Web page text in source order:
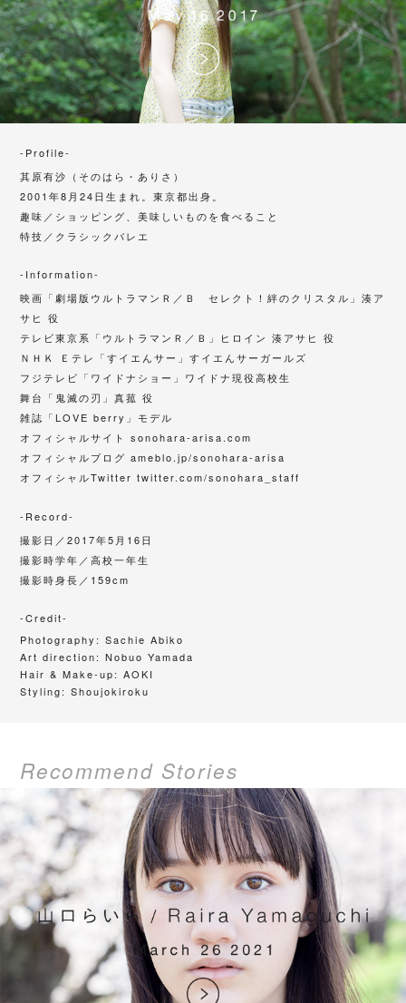
-Profile-
其原有沙（そのはら・ありさ）
2001年8月24日生まれ。東京都出身。
趣味／ショッピング、美味しいものを食べること
特技／クラシックバレエ
-Information-
映画「劇場版ウルトラマンＲ／Ｂ セレクト！絆のクリスタル」湊ア
サヒ 役
テレビ東京系「ウルトラマンＲ／Ｂ」ヒロイン 湊アサヒ 役
ＮＨＫ Ｅテレ「すイエんサー」すイエんサーガールズ
フジテレビ「ワイドナショー」ワイドナ現役高校生
舞台「鬼滅の刃」真菰 役
雑誌「LOVE berry」モデル
オフィシャルサイトsonohara-arisa.com
オフィシャルブログameblo.jp/sonohara-arisa
オフィシャルTwittertwitter.com/sonohara_staff
-Record-
撮影日／2017年5月16日
撮影時学年／高校一年生
撮影時身長／159cm
-Credit-
Photography:Sachie Abiko
Art direction:Nobuo Yamada
Hair & Make-up:AOKI
Styling: Shoujokiroku
Recommend Stories